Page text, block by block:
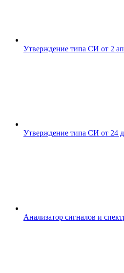
Утверждение типа СИ от 2
Утверждение типа СИ от 24
Анализатор сигналов и